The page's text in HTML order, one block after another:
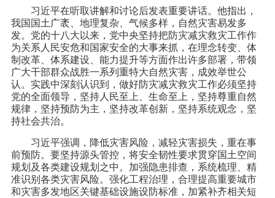
习近平在听取讲解和讨论后发表重要讲话。他指出，
我国国土广袤、地理复杂、气候多样，自然灾害易发多
发。党的十八大以来，党中央坚持把防灾减灾救灾工作作
为关系人民安危和国家安全的大事来抓，在理念转变、体
制改革、体系建设、能力提升等方面作出许多部署，带领
广大干部群众战胜一系列重特大自然灾害，成效举世公
认。实践中深刻认识到，做好防灾减灾救灾工作必须坚持
党的全面领导，坚持人民至上、生命至上，坚持尊重自然
规律，坚持预防为主，坚持改革创新，坚持系统观念，坚
持社会共治。
习近平强调，降低灾害风险，减轻灾害损失，重在事
前预防。要坚持源头管控，将安全韧性要求贯穿国土空间
规划及各类建设规划之中。加强隐患排查，系统梳理、精
准识别各类灾害风险。强化工程治理，合理提高重要城市
和灾害多发地区关键基础设施设防标准，加紧补齐相关短